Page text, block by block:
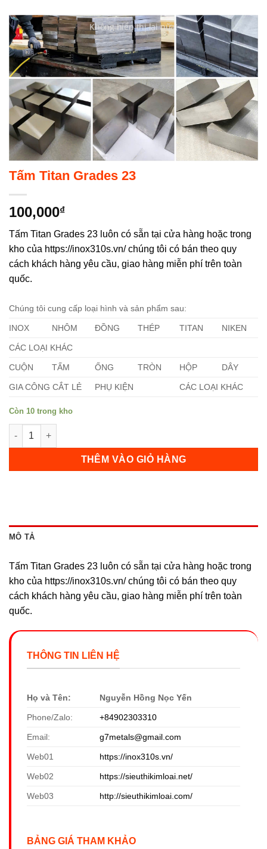
Tấm Titan Grades 23
100,000₫
Tấm Titan Grades 23 luôn có sẵn tại cửa hàng hoặc trong
kho của https://inox310s.vn/ chúng tôi có bán theo quy
cách khách hàng yêu cầu, giao hàng miễn phí trên toàn
quốc.
Chúng tôi cung cấp loại hình và sản phẩm sau:
INOX NHÔM ĐỒNG THÉP TITAN NIKEN
CÁC LOẠI KHÁC
CUỘN TẤM ỐNG TRÒN HỘP DÂY
GIA CÔNG CẮT LẺ PHỤ KIỆN CÁC LOẠI KHÁC
Còn 10 trong kho
Tấm Titan Grades 23 số lượng
THÊM VÀO GIỎ HÀNG
MÔ TẢ
Tấm Titan Grades 23 luôn có sẵn tại cửa hàng hoặc trong
kho của https://inox310s.vn/ chúng tôi có bán theo quy
cách khách hàng yêu cầu, giao hàng miễn phí trên toàn
quốc.
THÔNG TIN LIÊN HỆ
Họ và Tên: Nguyễn Hồng Nọc Yến
Phone/Zalo: +84902303310
Email: g7metals@gmail.com
Web01 https://inox310s.vn/
Web02 https://sieuthikimloai.net/
Web03 http://sieuthikimloai.com/
BẢNG GIÁ THAM KHẢO
Không hiển thị lại nữa!